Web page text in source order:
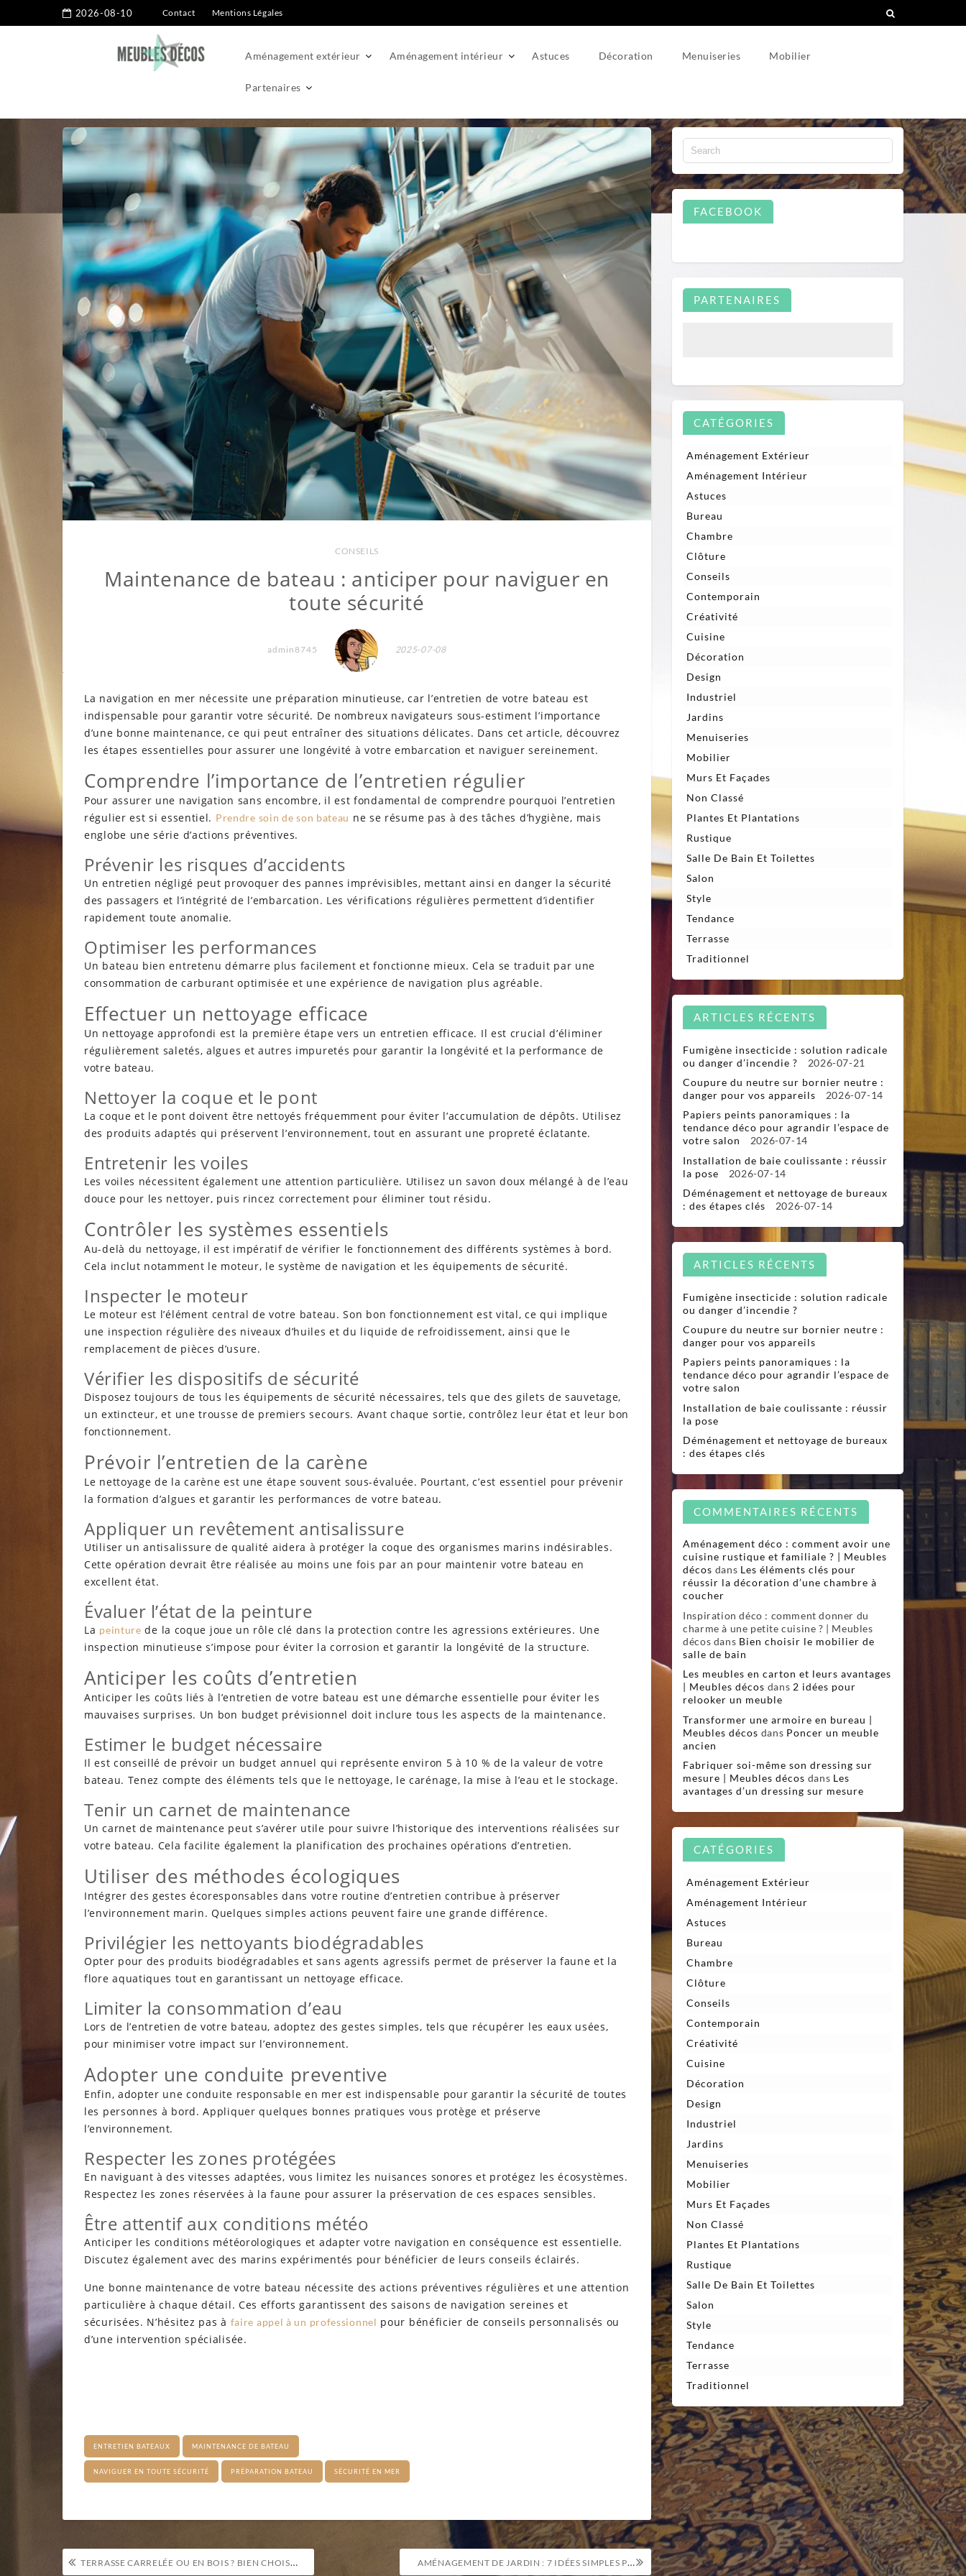
2026-08-10 Contact Mentions Légales
Aménagement extérieur Aménagement intérieur Astuces Décoration Menuiseries Mobilier
Partenaires
CONSEILS
Maintenance de bateau : anticiper pour naviguer en
toute sécurité
admin8745 2025-07-08
La navigation en mer nécessite une préparation minutieuse, car l’entretien de votre bateau est
indispensable pour garantir votre sécurité. De nombreux navigateurs sous-estiment l’importance
d’une bonne maintenance, ce qui peut entraîner des situations délicates. Dans cet article, découvrez
les étapes essentielles pour assurer une longévité à votre embarcation et naviguer sereinement.
Comprendre l’importance de l’entretien régulier
Pour assurer une navigation sans encombre, il est fondamental de comprendre pourquoi l’entretien
régulier est si essentiel. Prendre soin de son bateau ne se résume pas à des tâches d’hygiène, mais
englobe une série d’actions préventives.
Prévenir les risques d’accidents
Un entretien négligé peut provoquer des pannes imprévisibles, mettant ainsi en danger la sécurité
des passagers et l’intégrité de l’embarcation. Les vérifications régulières permettent d’identifier
rapidement toute anomalie.
Optimiser les performances
Un bateau bien entretenu démarre plus facilement et fonctionne mieux. Cela se traduit par une
consommation de carburant optimisée et une expérience de navigation plus agréable.
Effectuer un nettoyage efficace
Un nettoyage approfondi est la première étape vers un entretien efficace. Il est crucial d’éliminer
régulièrement saletés, algues et autres impuretés pour garantir la longévité et la performance de
votre bateau.
Nettoyer la coque et le pont
La coque et le pont doivent être nettoyés fréquemment pour éviter l’accumulation de dépôts. Utilisez
des produits adaptés qui préservent l’environnement, tout en assurant une propreté éclatante.
Entretenir les voiles
Les voiles nécessitent également une attention particulière. Utilisez un savon doux mélangé à de l’eau
douce pour les nettoyer, puis rincez correctement pour éliminer tout résidu.
Contrôler les systèmes essentiels
Au-delà du nettoyage, il est impératif de vérifier le fonctionnement des différents systèmes à bord.
Cela inclut notamment le moteur, le système de navigation et les équipements de sécurité.
Inspecter le moteur
Le moteur est l’élément central de votre bateau. Son bon fonctionnement est vital, ce qui implique
une inspection régulière des niveaux d’huiles et du liquide de refroidissement, ainsi que le
remplacement de pièces d’usure.
Vérifier les dispositifs de sécurité
Disposez toujours de tous les équipements de sécurité nécessaires, tels que des gilets de sauvetage,
un extincteur, et une trousse de premiers secours. Avant chaque sortie, contrôlez leur état et leur bon
fonctionnement.
Prévoir l’entretien de la carène
Le nettoyage de la carène est une étape souvent sous-évaluée. Pourtant, c’est essentiel pour prévenir
la formation d’algues et garantir les performances de votre bateau.
Appliquer un revêtement antisalissure
Utiliser un antisalissure de qualité aidera à protéger la coque des organismes marins indésirables.
Cette opération devrait être réalisée au moins une fois par an pour maintenir votre bateau en
excellent état.
Évaluer l’état de la peinture
La peinture de la coque joue un rôle clé dans la protection contre les agressions extérieures. Une
inspection minutieuse s’impose pour éviter la corrosion et garantir la longévité de la structure.
Anticiper les coûts d’entretien
Anticiper les coûts liés à l’entretien de votre bateau est une démarche essentielle pour éviter les
mauvaises surprises. Un bon budget prévisionnel doit inclure tous les aspects de la maintenance.
Estimer le budget nécessaire
Il est conseillé de prévoir un budget annuel qui représente environ 5 à 10 % de la valeur de votre
bateau. Tenez compte des éléments tels que le nettoyage, le carénage, la mise à l’eau et le stockage.
Tenir un carnet de maintenance
Un carnet de maintenance peut s’avérer utile pour suivre l’historique des interventions réalisées sur
votre bateau. Cela facilite également la planification des prochaines opérations d’entretien.
Utiliser des méthodes écologiques
Intégrer des gestes écoresponsables dans votre routine d’entretien contribue à préserver
l’environnement marin. Quelques simples actions peuvent faire une grande différence.
Privilégier les nettoyants biodégradables
Opter pour des produits biodégradables et sans agents agressifs permet de préserver la faune et la
flore aquatiques tout en garantissant un nettoyage efficace.
Limiter la consommation d’eau
Lors de l’entretien de votre bateau, adoptez des gestes simples, tels que récupérer les eaux usées,
pour minimiser votre impact sur l’environnement.
Adopter une conduite preventive
Enfin, adopter une conduite responsable en mer est indispensable pour garantir la sécurité de toutes
les personnes à bord. Appliquer quelques bonnes pratiques vous protège et préserve
l’environnement.
Respecter les zones protégées
En naviguant à des vitesses adaptées, vous limitez les nuisances sonores et protégez les écosystèmes.
Respectez les zones réservées à la faune pour assurer la préservation de ces espaces sensibles.
Être attentif aux conditions météo
Anticiper les conditions météorologiques et adapter votre navigation en conséquence est essentielle.
Discutez également avec des marins expérimentés pour bénéficier de leurs conseils éclairés.
Une bonne maintenance de votre bateau nécessite des actions préventives régulières et une attention
particulière à chaque détail. Ces efforts garantissent des saisons de navigation sereines et
sécurisées. N’hésitez pas à faire appel à un professionnel pour bénéficier de conseils personnalisés ou
d’une intervention spécialisée.
ENTRETIEN BATEAUX MAINTENANCE DE BATEAU
NAVIGUER EN TOUTE SÉCURITÉ PRÉPARATION BATEAU SÉCURITÉ EN MER
Navigation
TERRASSE CARRELÉE OU EN BOIS ? BIEN CHOISIR SELON VOTRE USAGE AMÉNAGEMENT DE JARDIN : 7 IDÉES SIMPLES POUR UN ESPACE ACCUEILLANT
FACEBOOK
PARTENAIRES
CATÉGORIES
Aménagement Extérieur
Aménagement Intérieur
Astuces
Bureau
Chambre
Clôture
Conseils
Contemporain
Créativité
Cuisine
Décoration
Design
Industriel
Jardins
Menuiseries
Mobilier
Murs Et Façades
Non Classé
Plantes Et Plantations
Rustique
Salle De Bain Et Toilettes
Salon
Style
Tendance
Terrasse
Traditionnel
ARTICLES RÉCENTS
Fumigène insecticide : solution radicale
ou danger d’incendie ?
2026-07-21
Coupure du neutre sur bornier neutre :
danger pour vos appareils
2026-07-14
Papiers peints panoramiques : la
tendance déco pour agrandir l’espace de
votre salon
2026-07-14
Installation de baie coulissante : réussir
la pose
2026-07-14
Déménagement et nettoyage de bureaux
: des étapes clés
2026-07-14
ARTICLES RÉCENTS
Fumigène insecticide : solution radicale
ou danger d’incendie ?
Coupure du neutre sur bornier neutre :
danger pour vos appareils
Papiers peints panoramiques : la
tendance déco pour agrandir l’espace de
votre salon
Installation de baie coulissante : réussir
la pose
Déménagement et nettoyage de bureaux
: des étapes clés
COMMENTAIRES RÉCENTS
Aménagement déco : comment avoir une
cuisine rustique et familiale ? | Meubles
décos dans Les éléments clés pour
réussir la décoration d’une chambre à
coucher
Inspiration déco : comment donner du
charme à une petite cuisine ? | Meubles
décos dans Bien choisir le mobilier de
salle de bain
Les meubles en carton et leurs avantages
| Meubles décos dans 2 idées pour
relooker un meuble
Transformer une armoire en bureau |
Meubles décos dans Poncer un meuble
ancien
Fabriquer soi-même son dressing sur
mesure | Meubles décos dans Les
avantages d’un dressing sur mesure
CATÉGORIES
Aménagement Extérieur
Aménagement Intérieur
Astuces
Bureau
Chambre
Clôture
Conseils
Contemporain
Créativité
Cuisine
Décoration
Design
Industriel
Jardins
Menuiseries
Mobilier
Murs Et Façades
Non Classé
Plantes Et Plantations
Rustique
Salle De Bain Et Toilettes
Salon
Style
Tendance
Terrasse
Traditionnel